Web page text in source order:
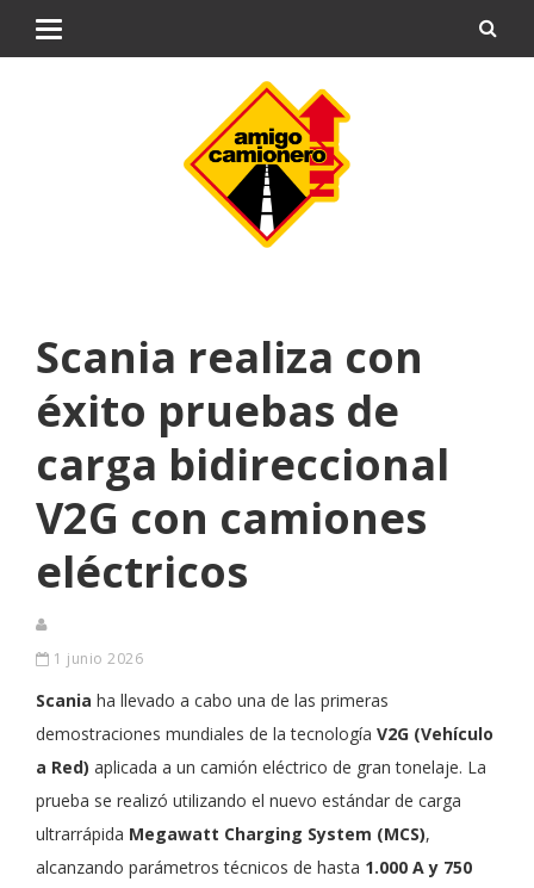
Scania realiza con
éxito pruebas de
carga bidireccional
V2G con camiones
eléctricos
1 junio 2026
Scania ha llevado a cabo una de las primeras
demostraciones mundiales de la tecnología V2G (Vehículo
a Red) aplicada a un camión eléctrico de gran tonelaje. La
prueba se realizó utilizando el nuevo estándar de carga
ultrarrápida Megawatt Charging System (MCS),
alcanzando parámetros técnicos de hasta 1.000 A y 750